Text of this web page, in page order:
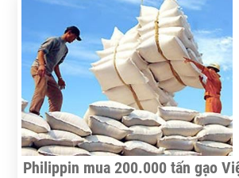
điểm mới nhằm phát huy hơn nữa
các mặt hàng thiết yếu, đồng thời
điểm bán tại các khu công nghiệp,
Philippin mua 200.000 tấn gạo